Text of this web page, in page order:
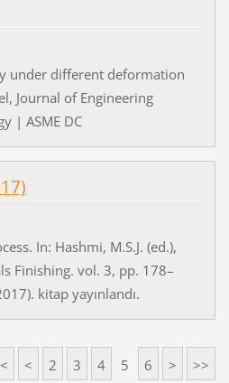
under different deformation
Journal of Engineering
| ASME DC
In: Hashmi, M.S.J. (ed.),
Finishing. vol. 3, pp. 178–
kitap yayınlandı.
< 2 3 4 5 6 > >>